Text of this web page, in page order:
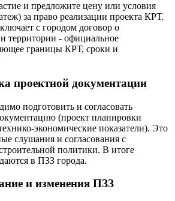
и предложите цену или условия
за право реализации проекта КРТ.
с городом договор о
территории - официальное
границы КРТ, сроки и
проектной документации
подготовить и согласовать
(проект планировки
экономические показатели). Это
слушания и согласования с
политики. В итоге
в ПЗЗ города.
и изменения ПЗЗ